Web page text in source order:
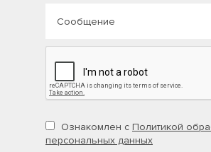
Ознакомлен с Политикой
персональных данных